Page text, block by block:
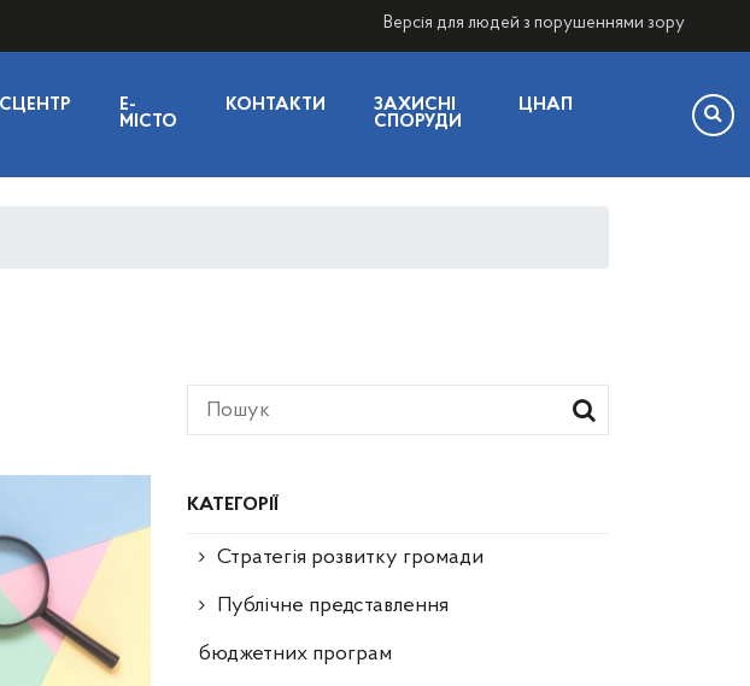
Версія для людей з порушеннями зору
E-
МІСТО
КОНТАКТИ
ЗАХИСНІ
СПОРУДИ
ЦНАП
КАТЕГОРІЇ
Стратегія розвитку громади
Публічне представлення
бюджетних програм